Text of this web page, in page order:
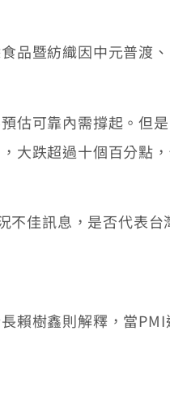
暨紡織因中元普渡、
可靠內需撐起。但是
大跌超過十個百分點
佳訊息，是否代表台
樹鑫則解釋，當PMI